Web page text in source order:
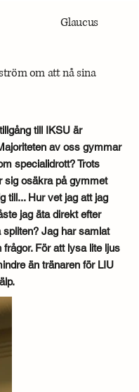
Glaucus
om att nå sina
till IKSU är
av oss gymmar
specialidrott? Trots
sig osäkra på gymmet
till... Hur vet jag att jag
jag äta direkt efter
Jag har samlat
För att lysa lite ljus
än tränaren för LIU